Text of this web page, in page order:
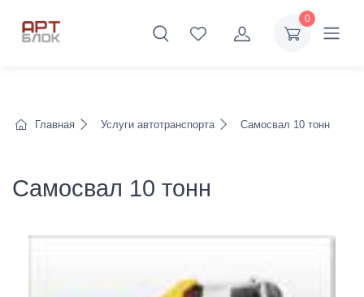
0
Главная Услуги автотранспорта Самосвал 10 тонн
Самосвал 10 тонн